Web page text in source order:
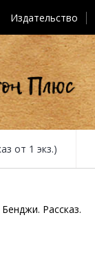
Издательство
от 1 экз.)
Бенджи. Рассказ.